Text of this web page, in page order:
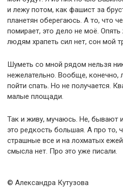
и лежу потом, как фашист за
планетян оберегаюсь. А то, что
помирает, это дело не моё.
людям храпеть сил нет, сон мой
Шуметь со мной рядом нельзя
нежелательно. Вообще, конечно,
пойти спать. Но не получается.
малые площади.
Так и живу, мучаюсь. Не, бывают
это редкость большая. А про то,
страшные все и на лохматых
смысла нет. Про это уже писали.
© Александра Кутузова